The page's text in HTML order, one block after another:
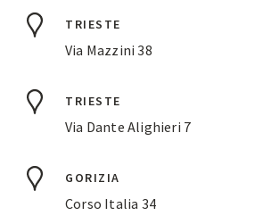
TRIESTE
Via Mazzini 38
TRIESTE
Via Dante Alighieri 7
GORIZIA
Corso Italia 34